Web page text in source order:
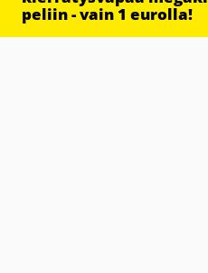
peliin - vain 1 eurolla!